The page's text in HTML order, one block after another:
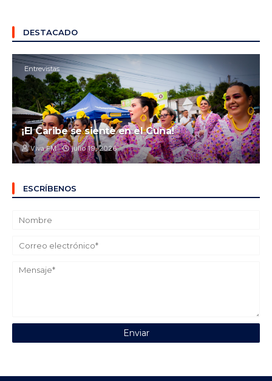
DESTACADO
Entrevistas
¡El Caribe se siente en el Cuna!
Viva FM julio 19, 2026
ESCRÍBENOS